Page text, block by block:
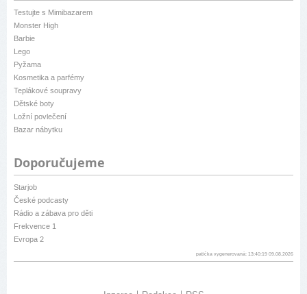
Testujte s Mimibazarem
Monster High
Barbie
Lego
Pyžama
Kosmetika a parfémy
Teplákové soupravy
Dětské boty
Ložní povlečení
Bazar nábytku
Doporučujeme
Starjob
České podcasty
Rádio a zábava pro děti
Frekvence 1
Evropa 2
patička vygenerovaná: 13:40:19 09.08.2026